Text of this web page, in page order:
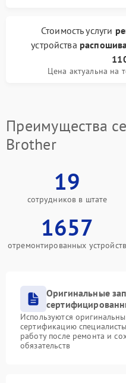
Стоимость услуги
устройства
Цена актуальна на
Преимущества
Brother
19
сотрудников в штате
1657
отремонтированных устройств
Оригинальные
Используются
сертификацию
работу после ремонта и
обязательств